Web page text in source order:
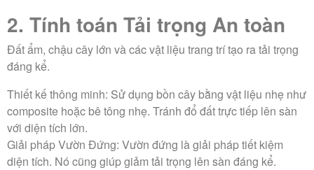
2. Tính toán Tải trọng An toàn
Đất ẩm, chậu cây lớn và các vật liệu trang trí tạo ra tải trọng
đáng kể.
Thiết kế thông minh: Sử dụng bồn cây bằng vật liệu nhẹ như
composite hoặc bê tông nhẹ. Tránh đổ đất trực tiếp lên sàn
với diện tích lớn.
Giải pháp Vườn Đứng: Vườn đứng là giải pháp tiết kiệm
diện tích. Nó cũng giúp giảm tải trọng lên sàn đáng kể.